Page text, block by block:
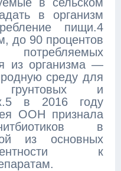
в организм
пищи.4
до 90 процентов
из организма —
среду для
и
в 2016 году
ООН признала
в
из основных
к